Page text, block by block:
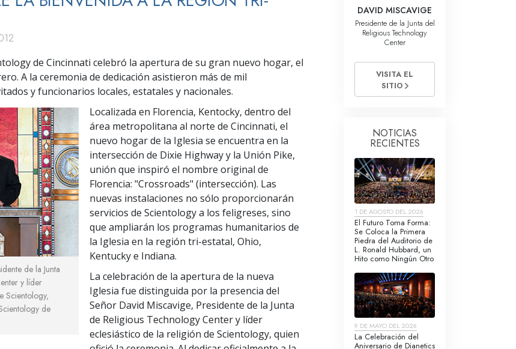
de Cincinnati celebró la apertura de su gran nuevo hogar, el
A la ceremonia de dedicación asistieron más de mil
y funcionarios locales, estatales y nacionales.
de la Junta
y líder
Scientology,
de
Localizada en Florencia, Kentocky, dentro del
área metropolitana al norte de Cincinnati, el
nuevo hogar de la Iglesia se encuentra en la
intersección de Dixie Highway y la Unión Pike,
unión que inspiró el nombre original de
Florencia: "Crossroads" (intersección). Las
nuevas instalaciones no sólo proporcionarán
servicios de Scientology a los feligreses, sino
que ampliarán los programas humanitarios de
la Iglesia en la región tri-estatal, Ohio,
Kentucky e Indiana.
La celebración de la apertura de la nueva
Iglesia fue distinguida por la presencia del
Señor David Miscavige, Presidente de la Junta
de Religious Technology Center y líder
eclesiástico de la religión de Scientology, quien
DAVID MISCAVIGE
Presidente de la Junta del
Religious Technology
Center
VISITA EL
SITIO
NOTICIAS
RECIENTES
1 DE AGOSTO DEL 2026
El Futuro Toma Forma:
Se Coloca la Primera
Piedra del Auditorio de
L. Ronald Hubbard, un
Hito como Ningún Otro
9 DE MAYO DEL 2026
La Celebración del
Aniversario de Dianetics